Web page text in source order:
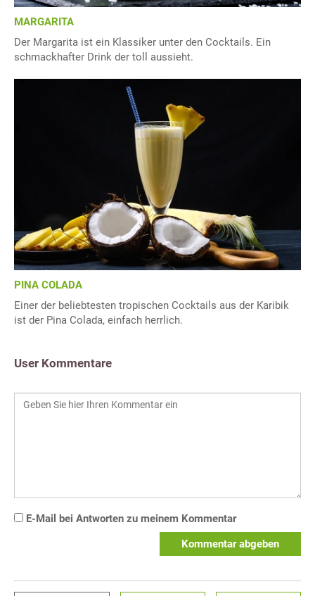
MARGARITA
Der Margarita ist ein Klassiker unter den Cocktails. Ein
schmackhafter Drink der toll aussieht.
PINA COLADA
Einer der beliebtesten tropischen Cocktails aus der Karibik
ist der Pina Colada, einfach herrlich.
User Kommentare
E-Mail bei Antworten zu meinem Kommentar
Kommentar abgeben